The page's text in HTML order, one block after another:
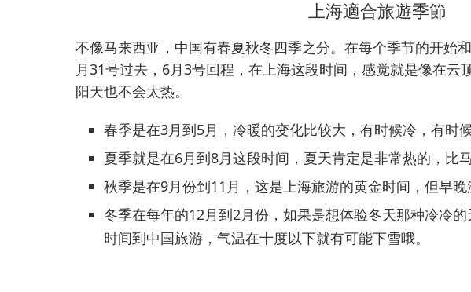
上海適合旅遊季節
不像马来西亚，中国有春夏秋冬四季之分。在每个季节的开始
月31号过去，6月3号回程，在上海这段时间，感觉就是像在云
阳天也不会太热。
春季是在3月到5月，冷暖的变化比较大，有时候冷，有时
夏季就是在6月到8月这段时间，夏天肯定是非常热的，比
秋季是在9月份到11月，这是上海旅游的黄金时间，但早晚
冬季在每年的12月到2月份，如果是想体验冬天那种冷冷
时间到中国旅游，气温在十度以下就有可能下雪哦。